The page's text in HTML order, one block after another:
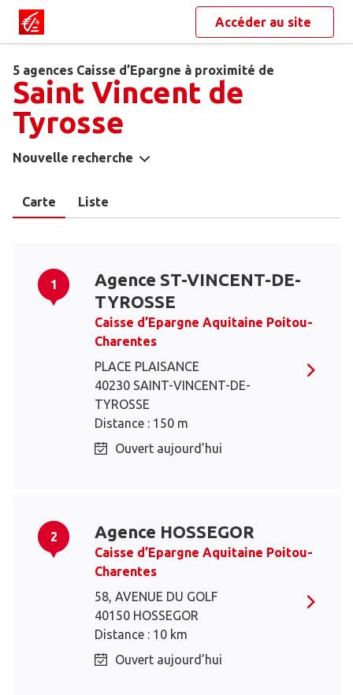
Accéder au site
5 agences Caisse d’Epargne à proximité de
Saint Vincent de
Tyrosse
Nouvelle recherche
Carte Liste
1
Agence ST-VINCENT-DE-
TYROSSE
Caisse d’Epargne Aquitaine Poitou-
Charentes
PLACE PLAISANCE
40230 SAINT-VINCENT-DE-
TYROSSE
Distance : 150 m
Ouvert aujourd’hui
2 Agence HOSSEGOR
Caisse d’Epargne Aquitaine Poitou-
Charentes
58, AVENUE DU GOLF
40150 HOSSEGOR
Distance : 10 km
Ouvert aujourd’hui